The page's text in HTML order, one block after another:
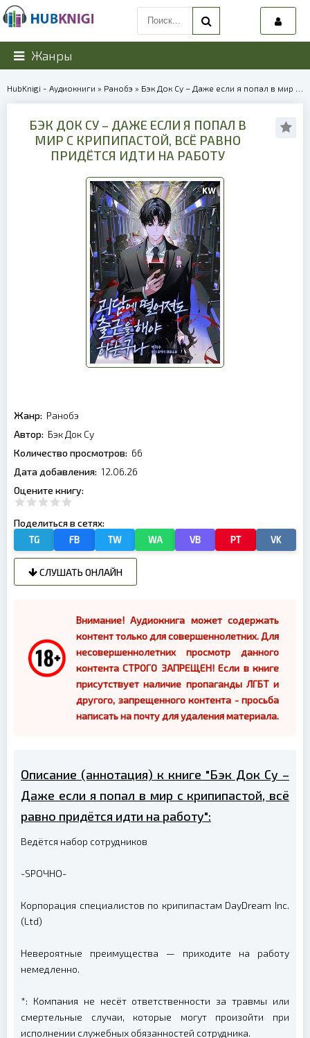
Жанры
HubKnigi - Аудиокниги » Ранобэ » Бэк Док Су – Даже если я попал в мир с крипипастой, всё равно придётся идти на работу | 40134
БЭК ДОК СУ – ДАЖЕ ЕСЛИ Я ПОПАЛ В
МИР С КРИПИПАСТОЙ, ВСЁ РАВНО
ПРИДЁТСЯ ИДТИ НА РАБОТУ
Жанр: Ранобэ
Автор: Бэк Док Су
Количество просмотров: 66
Дата добавления: 12.06.26
Оцените книгу:
Поделиться в сетях:
TG FB TW WA VB PT VK
СЛУШАТЬ ОНЛАЙН
Внимание! Аудиокнига может содержать
контент только для совершеннолетних. Для
несовершеннолетних просмотр данного
контента СТРОГО ЗАПРЕЩЕН! Если в книге
присутствует наличие пропаганды ЛГБТ и
другого, запрещенного контента - просьба
написать на почту для удаления материала.
Описание (аннотация) к книге "Бэк Док Су –
Даже если я попал в мир с крипипастой, всё
равно придётся идти на работу":
Ведётся набор сотрудников
-SРОЧНО-
Корпорация специалистов по крипипастам DayDream Inc.
(Ltd)
Невероятные преимущества — приходите на работу
немедленно.
*: Компания не несёт ответственности за травмы или
смертельные случаи, которые могут произойти при
исполнении служебных обязанностей сотрудника.